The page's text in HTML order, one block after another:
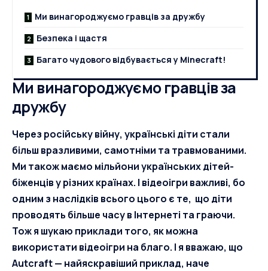
Ми винагороджуємо гравців за дружбу
Безпека і щастя
Багато чудового відбувається у Minecraft!
Ми винагороджуємо гравців за
дружбу
Через російську війну, українські діти стали
більш вразливими, самотніми та травмованими.
Ми також маємо мільйони українських дітей-
біженців у різних країнах. І відеоігри важливі, бо
одним з наслідків всього цього є те, що діти
проводять більше часу в Інтернеті та граючи.
Тож я шукаю приклади того, як можна
використати відеоігри на благо. І я вважаю, що
Autcraft — найяскравіший приклад, наче